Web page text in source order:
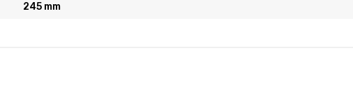
245 mm